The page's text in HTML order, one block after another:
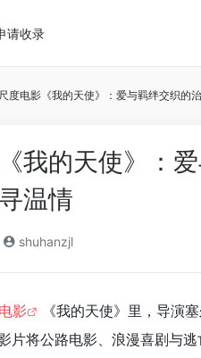
请收录
度电影《我的天使》：爱与羁绊交织的
我的天使》：
温情
shuhanzjl
影
《我的天使》里，导演
片将公路电影、浪漫喜剧与